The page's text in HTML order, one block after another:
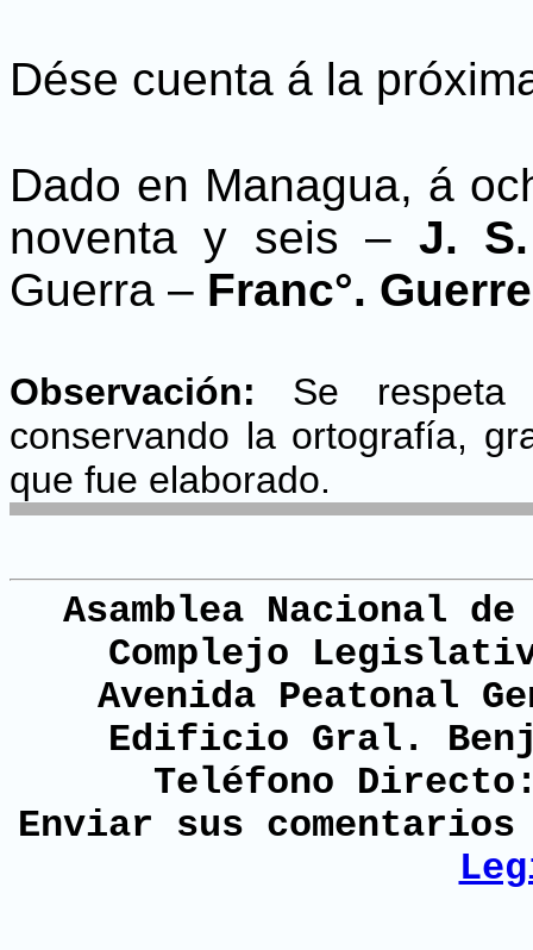
Dése cuenta á la
Dado en Managua, á
noventa y seis – J.
Guerra – Franc°.
Observación: Se respeta
conservando la ortografía,
que fue elaborado.
Asamblea Nacional
Complejo
Avenida Peatonal
Edificio Gral.
Teléfono
Enviar sus